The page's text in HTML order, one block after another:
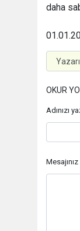
daha
OKUR
Adınızı
Mesajınız